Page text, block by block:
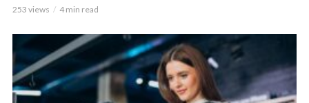
253 views 4 min read